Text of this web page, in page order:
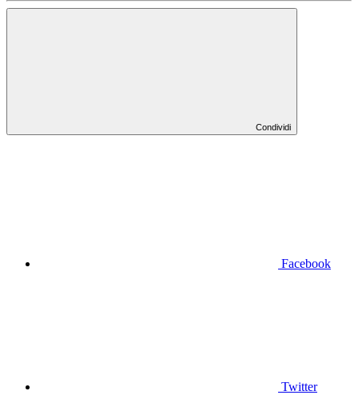
Condividi
Facebook
Twitter